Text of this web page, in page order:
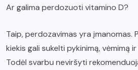
Ar galima perdozuoti vitamino D?
Taip, perdozavimas yra įmanomas.
kiekis gali sukelti pykinimą, vėmimą
Todėl svarbu neviršyti